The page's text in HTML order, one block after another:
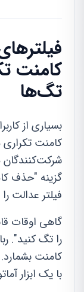
کامنت
تگ‌ها
بسیاری از
کامنت تکراری
شرکت‌کنندگان
گزینه "حذف
فیلتر عدالت
را تگ کنید".
کامنت
با یک ابزار